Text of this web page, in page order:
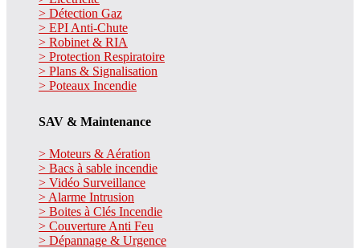
> Détection Gaz
> EPI Anti-Chute
> Robinet & RIA
> Protection Respiratoire
> Plans & Signalisation
> Poteaux Incendie
SAV & Maintenance
> Moteurs & Aération
> Bacs à sable incendie
> Vidéo Surveillance
> Alarme Intrusion
> Boites à Clés Incendie
> Couverture Anti Feu
> Dépannage & Urgence